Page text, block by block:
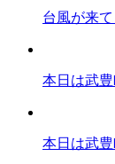
台風が来て
本日は武
本日は武